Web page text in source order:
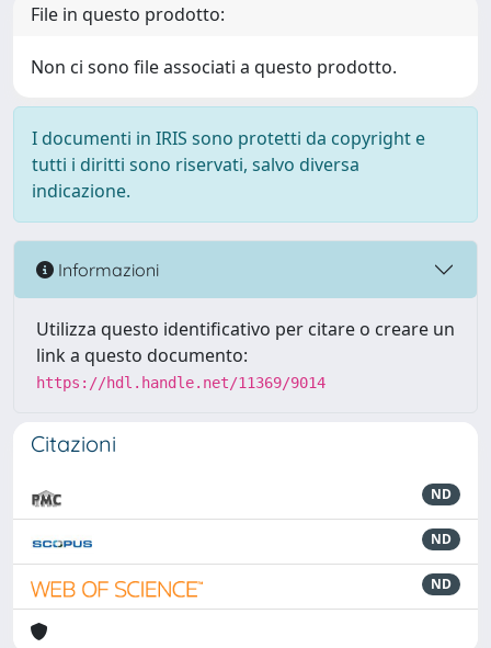
File in questo prodotto:
Non ci sono file associati a questo prodotto.
I documenti in IRIS sono protetti da copyright e
tutti i diritti sono riservati, salvo diversa
indicazione.
Informazioni
Utilizza questo identificativo per citare o creare un
link a questo documento:
https://hdl.handle.net/11369/9014
Citazioni
ND
ND
ND